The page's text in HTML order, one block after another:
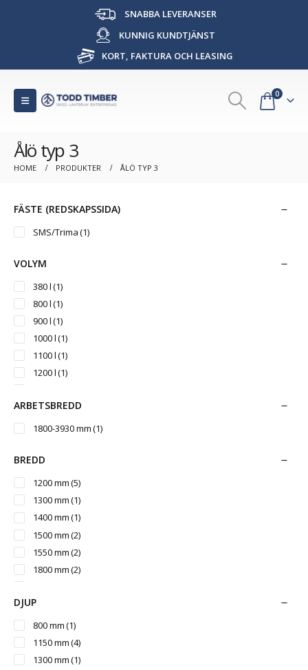
SNABBA LEVERANSER
KUNNIG KUNDTJÄNST
KORT, FAKTURA OCH LEASING
0
Ålö typ 3
HOME PRODUKTER ÅLÖ TYP 3
FÄSTE (REDSKAPSSIDA)
SMS/Trima(1)
VOLYM
380 l(1)
800 l(1)
900 l(1)
1000 l(1)
1100 l(1)
1200 l(1)
1800 l(1)
2000 l(2)
5000 l
ARBETSBREDD
1800-3930 mm(1)
BREDD
1200 mm(5)
1300 mm(1)
1400 mm(1)
1500 mm(2)
1550 mm(2)
1800 mm(2)
2200 mm
2500 mm(3)
DJUP
800 mm(1)
1150 mm(4)
1300 mm(1)